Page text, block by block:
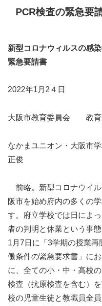
PCR検査の緊急要
新型コロナウィルスの感
緊急要請書
2022年1月2４日
大阪市教育委員会 教
なかまユニオン・大阪
正俊
前略。新型コロナウイ
阪市を始め府内の多くの
す。府立学校では日によ
者の判明と休業という事
1月7日に「3学期の授業
働条件の緊急要求書」に
に、全ての小・中・高校
検査（抗原検査を含む）
校の児童生徒と教職員全